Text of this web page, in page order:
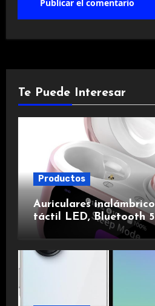
Te Puede Interesar
Productos
Auriculares
táctil LED, Bluetooth
de ruido,
duración.